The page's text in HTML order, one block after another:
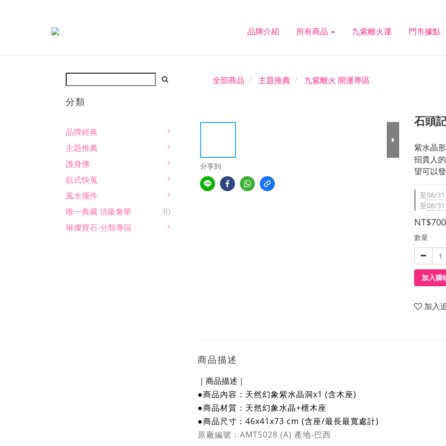
品牌介紹 所有商品 九紫離火運 門市據點
分類
品牌經典
主題推薦
護身佛
款式快蒐
風水擺件
唯一典藏 頂級奢華
30
璀燦寶石-分類專區
全部商品 主題推薦 九紫離火 開運專區
分享到
石頭
紫水晶
招貴人
望可以
至08/
至08/
數量
加入購
加入
商品描述
｜商品描述｜
●商品內容：天然幻象紫水晶洞x1 (含木座)
●商品材質：天然幻象水晶+檀木座
●商品尺寸：46x41x73 cm (含座/最長最寬處計)
原廠編號：AMT5028 (A) 產地-巴西